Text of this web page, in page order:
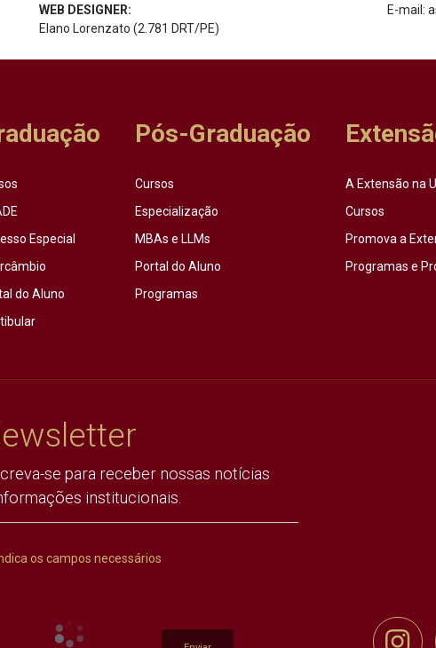
WEB DESIGNER:
Elano Lorenzato (2.781 DRT/PE)
E-mail:
Especial
do Aluno
Pós-Graduação
Cursos
Especialização
MBAs e LLMs
Portal do Aluno
Programas
A Extensão na
Cursos
Promova a
Programas e
se para receber nossas notícias
institucionais.
os campos necessários